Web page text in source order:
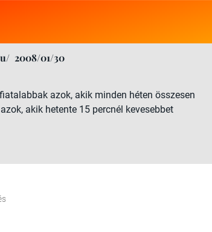
2008/01/30
azok, akik minden héten összesen
akik hetente 15 percnél kevesebbet